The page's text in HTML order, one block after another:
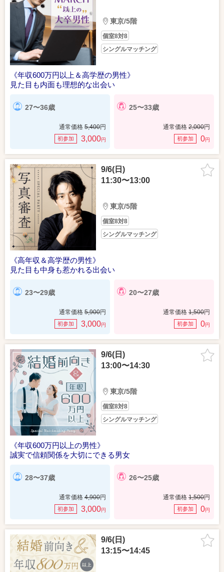
東京/5階
個室8対8
シングルマッチング
《年収600万円以上＆高学歴の男性》
見た目も内面も理想的な出会い
27〜36歳
通常価格 5,400円
初参加 3,000円
25〜33歳
通常価格 2,000円
初参加 0円
9/6(日)
11:30〜13:00
東京/5階
個室8対8
シングルマッチング
《高年収＆高学歴の男性》
見た目も中身も惹かれる出会い
23〜29歳
通常価格 5,900円
初参加 3,000円
20〜27歳
通常価格 1,500円
初参加 0円
9/6(日)
13:00〜14:30
東京/5階
個室8対8
シングルマッチング
《年収600万円以上の男性》
誠実で信頼関係を大切にできる男女
28〜37歳
通常価格 4,900円
初参加 3,000円
26〜25歳
通常価格 1,500円
初参加 0円
9/6(日)
13:15〜14:45